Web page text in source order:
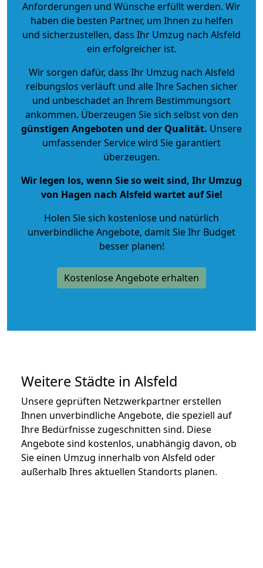
Anforderungen und Wünsche erfüllt werden. Wir
haben die besten Partner, um Ihnen zu helfen
und sicherzustellen, dass Ihr Umzug nach Alsfeld
ein erfolgreicher ist.
Wir sorgen dafür, dass Ihr Umzug nach Alsfeld
reibungslos verläuft und alle Ihre Sachen sicher
und unbeschadet an Ihrem Bestimmungsort
ankommen. Überzeugen Sie sich selbst von den
günstigen Angeboten und der Qualität. Unsere
umfassender Service wird Sie garantiert
überzeugen.
Wir legen los, wenn Sie so weit sind, Ihr Umzug
von Hagen nach Alsfeld wartet auf Sie!
Holen Sie sich kostenlose und natürlich
unverbindliche Angebote, damit Sie Ihr Budget
besser planen!
Kostenlose Angebote erhalten
Weitere Städte in Alsfeld
Unsere geprüften Netzwerkpartner erstellen
Ihnen unverbindliche Angebote, die speziell auf
Ihre Bedürfnisse zugeschnitten sind. Diese
Angebote sind kostenlos, unabhängig davon, ob
Sie einen Umzug innerhalb von Alsfeld oder
außerhalb Ihres aktuellen Standorts planen.